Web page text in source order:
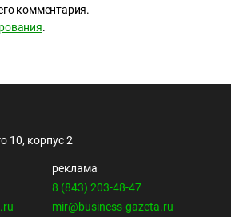
комментария.
.
10, корпус 2
реклама
8 (843) 203-48-47
mir@business-gazeta.ru